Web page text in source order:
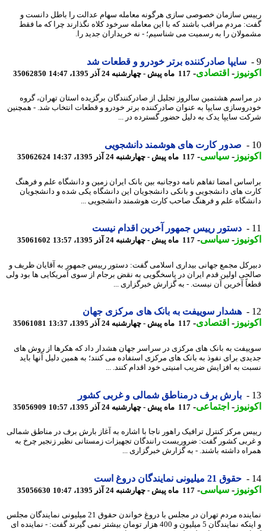
سازمان خصوصی سازی هرگونه معامله سهام عدالت را باطل دانست و
مردم مراقب باشند که با این معامله سرخود کلاه نگذارند چرا که ما فقط
را به رسمیت می شناسیم؛ - نه خریداران جدید را.
سایپا صادرکننده برتر خودرو و قطعات شد
-اقتصادی-117 ماه پیش - چهارشنبه 24 آذر 1395، 14:47 35062850
هشتمین سالروز تجلیل از صادرکنندگان برگزیده استان تهران، گروه
سایپا به عنوان صادرکننده برتر خودرو و قطعات انتخاب شد. - همچنین
سایپا یدک به دلیل حضور گسترده در ...
صدور کارت های هوشمند دانشجویی
-سیاسی-117 ماه پیش - چهارشنبه 24 آذر 1395، 14:37 35062624
امضا تفاهم نامه دوجانبه بین بانک ایران زمین و دانشگاه علم و فرهنگ
های دانشجویی و بانکی دانشجویان این دانشگاه یکی شده و دانشجویان
علم و فرهنگ صاحب کارت هوشمند دانشجویی ...
دستور رییس جمهور آخرین اقدام نیست
-سیاسی-117 ماه پیش - چهارشنبه 24 آذر 1395، 13:57 35061602
مجمع جهانی بیداری اسلامی گفت: دستور رییس جمهور به آقایان ظریف و
اولین قدم ایران در پاسخگویی به نقض برجام از سوی آمریکایی ها بود ولی
آخرین آن نیست. - به گزارش خبرگزاری ...
هشدار سوییفت به بانک های مرکزی جهان
-اقتصادی-117 ماه پیش - چهارشنبه 24 آذر 1395، 13:37 35061081
به بانک های مرکزی در سراسر جهان هشدار داد که هکرها از روش های
برای نفوذ به بانک های مرکزی استفاده می کنند؛ به همین دلیل آنها باید
به افزایش ضریب امنیتی خود اقدام کنند. ...
بارش برف درمناطق شمالی و غربی کشور
-اجتماعی-117 ماه پیش - چهارشنبه 24 آذر 1395، 10:57 35056909
مرکز کنترل ترافیک راهور ناجا با اشاره به آغاز بارش برف در مناطق شمالی
کشور گفت: ضروریست رانندگان تجهیزات زمستانی نظیر زنجیر چرخ به
داشته باشند. - به گزارش خبرگزاری ...
حقوق 21 میلیونی نمایندگان دروغ است
-سیاسی-117 ماه پیش - چهارشنبه 24 آذر 1395، 10:47 35056630
نماینده مردم تهران در مجلس با دروغ خواندن حقوق 21 میلیونی نمایندگان مجلس
و اینکه نمایندگان 5 میلیون و 400 هزار تومان بیشتر نمی گیرند گفت: - نماینده ای